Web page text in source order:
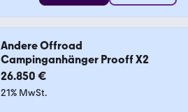
Andere Offroad
Campinganhänger Prooff X2
26.850 €
21% MwSt.